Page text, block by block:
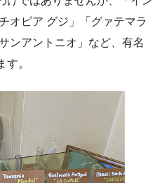
オピア グジ」「グァテマラ
ンアントニオ」など、有名
。